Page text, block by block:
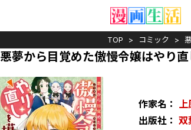
TOP コミック
悪夢から目覚めた傲慢令嬢はやり
作家名： 上
出版社： 双